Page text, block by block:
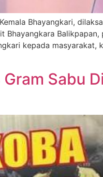
Bhayangkari,
Balikpapan,
kepada masyarakat,
Sabu